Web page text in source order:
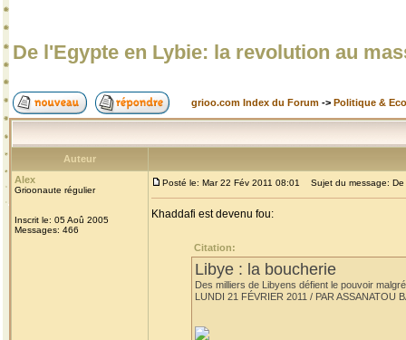
De l'Egypte en Lybie: la revolution au
grioo.com Index du Forum -> Politique &
Auteur
Alex
Grioonaute régulier
Inscrit le: 05 Aoû 2005
Messages: 466
Posté le: Mar 22 Fév 2011 08:01 Sujet du message: De
Khaddafi est devenu fou:
Citation:
Libye : la boucherie
Des milliers de Libyens défient le pouvoir
LUNDI 21 FÉVRIER 2011 / PAR ASSANATOU